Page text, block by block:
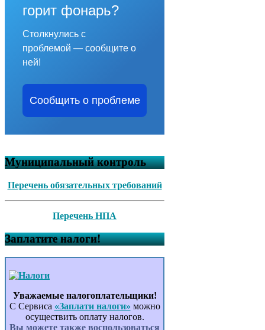
горит фонарь?
Столкнулись с
проблемой — сообщите о
ней!
Сообщить о проблеме
Муниципальный контроль
Перечень обязательных требований
Перечень НПА
Заплатите налоги!
Уважаемые налогоплательщики!
С Сервиса «Заплати налоги» можно
осуществить оплату налогов.
Вы можете также воспользоваться